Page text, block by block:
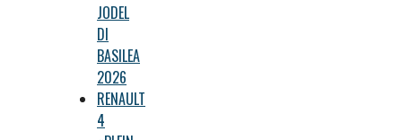
JODEL
DI
BASILEA
2026
RENAULT
4